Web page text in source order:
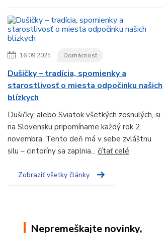
16.09.2025 Domácnosť
Dušičky – tradícia, spomienky a
starostlivosť o miesta odpočinku našich
blízkych
Dušičky, alebo Sviatok všetkých zosnulých, si
na Slovensku pripomíname každý rok 2.
novembra. Tento deň má v sebe zvláštnu
silu – cintoríny sa zaplnia... čítať celé
Zobraziť všetky články
Nepremeškajte novinky,